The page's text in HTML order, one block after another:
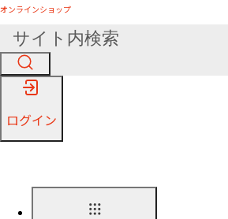
オンラインショップ
ログイン